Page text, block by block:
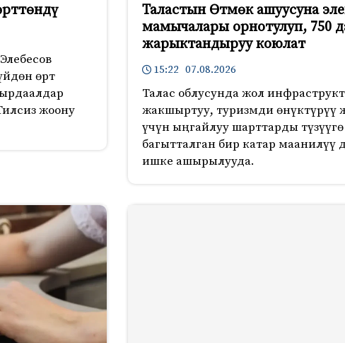
өрт
жоону
Таластын Өтмөк ашуусуна
мамычалары орнотулуп, 750
жарыктандыруу коюлат
15:22 07.08.2026
Талас облусунда жол
жакшыртуу, туризмди өнүктүрүү
үчүн ыңгайлуу шарттарды түзүүгө
багытталган бир катар маанилүү
ишке ашырылууда.